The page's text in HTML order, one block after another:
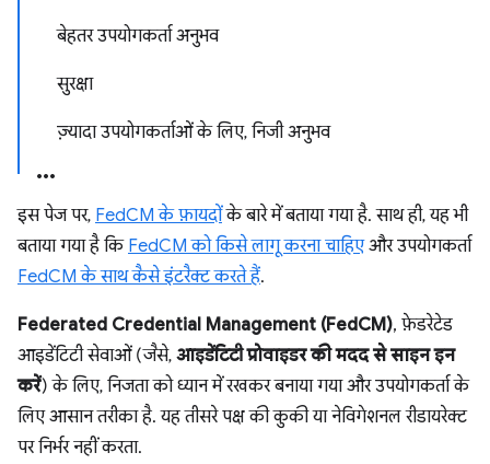
बेहतर उपयोगकर्ता अनुभव
सुरक्षा
ज़्यादा उपयोगकर्ताओं के लिए, निजी अनुभव
इस पेज पर, FedCM के फ़ायदोंके बारे में बताया गया है. साथ ही, यह भी
बताया गया है कि FedCM को किसे लागू करना चाहिएऔर उपयोगकर्ता
FedCM के साथ कैसे इंटरैक्ट करते हैं.
Federated Credential Management (FedCM), फ़ेडरेटेड
आइडेंटिटी सेवाओं (जैसे, आइडेंटिटी प्रोवाइडर की मदद से साइन इन
करें) के लिए, निजता को ध्यान में रखकर बनाया गया और उपयोगकर्ता के
लिए आसान तरीका है. यह तीसरे पक्ष की कुकी या नेविगेशनल रीडायरेक्ट
पर निर्भर नहीं करता.